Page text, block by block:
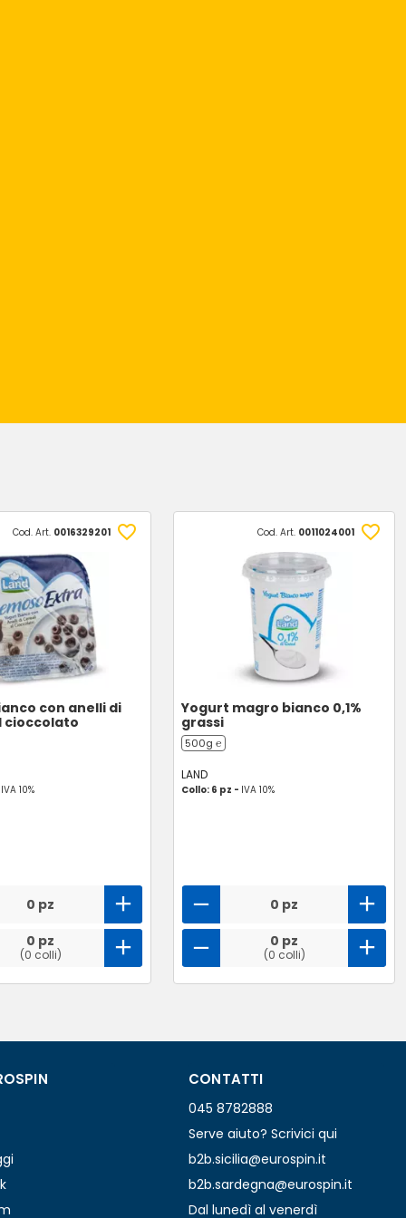
Cod. Art. 0016329201
con anelli di
cioccolato
IVA 10%
0 pz
0 pz
(0 colli)
Cod. Art. 0011024001
Yogurt magro bianco 0,1%
grassi
500g ℮
LAND
Collo: 6 pz - IVA 10%
0 pz
0 pz
(0 colli)
CONTATTI
045 8782888
Serve aiuto? Scrivici qui
b2b.sicilia@eurospin.it
b2b.sardegna@eurospin.it
Dal lunedì al venerdì